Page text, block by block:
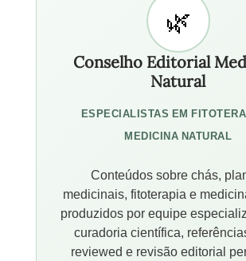
Conselho Editorial
Natural
ESPECIALISTAS EM
MEDICINA NATURAL
Conteúdos sobre chás,
medicinais, fitoterapia e
produzidos por equipe
curadoria científica,
reviewed e revisão editorial